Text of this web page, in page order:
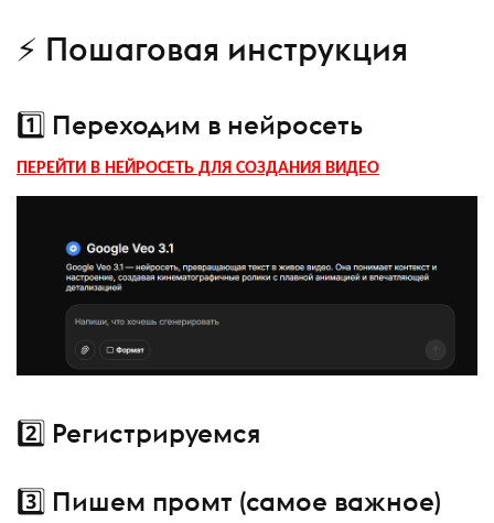
⚡ Пошаговая инструкция
1️⃣ Переходим в нейросеть
ПЕРЕЙТИ В НЕЙРОСЕТЬ ДЛЯ СОЗДАНИЯ ВИДЕО
2️⃣ Регистрируемся
3️⃣ Пишем промт (самое важное)